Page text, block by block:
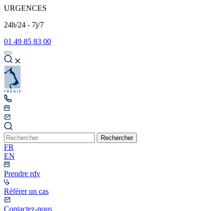
URGENCES
24h/24 - 7j/7
01 49 85 83 00
Rechercher
FR
EN
Prendre rdv
Référer un cas
Contactez-nous